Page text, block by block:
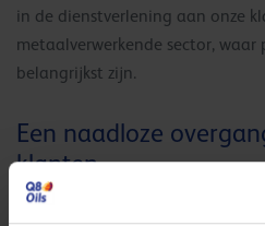
in de dienstverlening aan onze
metaalverwerkende sector, waar
belangrijkst zijn.
Een naadloze
klanten